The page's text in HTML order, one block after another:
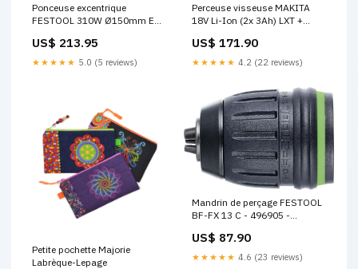
Ponceuse excentrique
FESTOOL 310W Ø150mm ETS
du produit:Neuf – Packaging
abîmé
US$ 213.95
★★★★★ 5.0 (5 reviews)
Perceuse visseuse MAKITA
18V Li-Ion (2x 3Ah) LXT +
Déstockage Etat du
produit:Neuf - Open Box
US$ 171.90
★★★★★ 4.2 (22 reviews)
Petite pochette Majorie
Labrèque-Lepage
Mandrin de perçage FESTOOL
BF-FX 13 C - 496905 -
produit:Neuf
US$ 87.90
★★★★★ 4.6 (23 reviews)